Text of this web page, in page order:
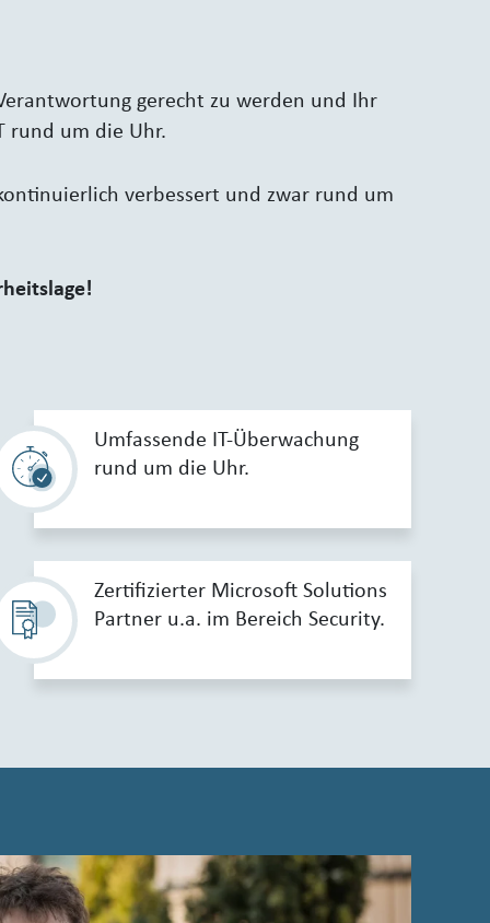
gerecht zu werden und Ihr
rund um die Uhr.
verbessert und zwar rund um
Umfassende IT-Überwachung
rund um die Uhr.
Zertifizierter Microsoft Solutions
Partner u.a. im Bereich Security.